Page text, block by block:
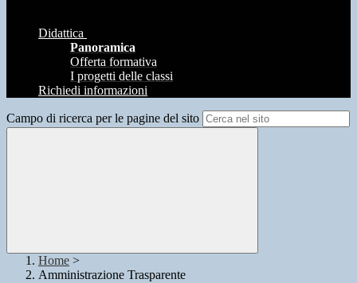
Didattica
Panoramica
Offerta formativa
I progetti delle classi
Richiedi informazioni
Campo di ricerca per le pagine del sito
Home >
Amministrazione Trasparente